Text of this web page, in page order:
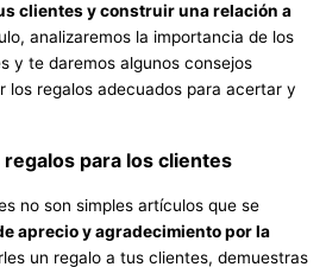
clientes y construir una relación a
analizaremos la importancia de los
y te daremos algunos consejos
los regalos adecuados para acertar y
para los clientes
no son simples artículos que se
aprecio y agradecimiento por la
un regalo a tus clientes, demuestras